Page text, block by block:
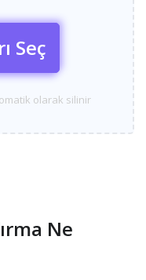
Seç
olarak silinir
Ne